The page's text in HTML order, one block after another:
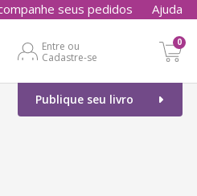
seus pedidos Ajuda
Entre ou
Cadastre-se
0
Publique seu livro